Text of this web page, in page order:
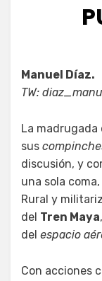
Manuel Díaz.
TW:
La madrugada
sus
discusión, y
una sola coma,
Rural y
del Tren Maya
del espacio
Con acciones